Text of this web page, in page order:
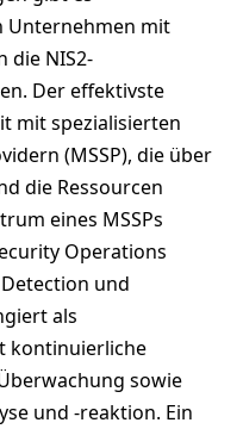
Unternehmen mit
die NIS2-
Der effektivste
mit spezialisierten
(MSSP), die über
die Ressourcen
eines MSSPs
Operations
und
als
kontinuierliche
sowie
und -reaktion. Ein